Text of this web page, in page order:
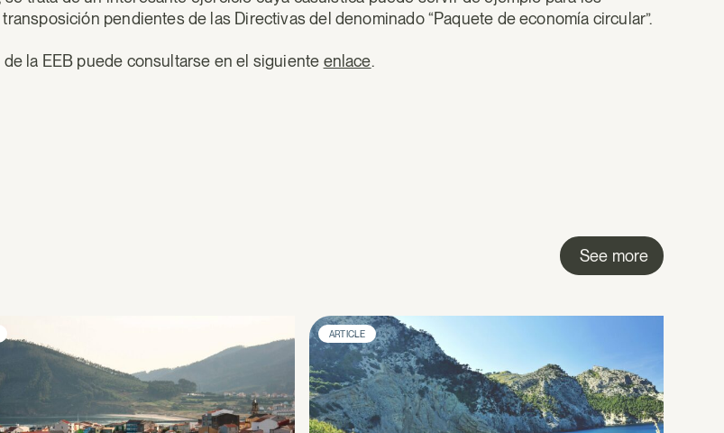
pendientes de las Directivas del denominado “Paquete de economía circular”.
la EEB puede consultarse en el siguiente enlace.
See more
ARTICLE